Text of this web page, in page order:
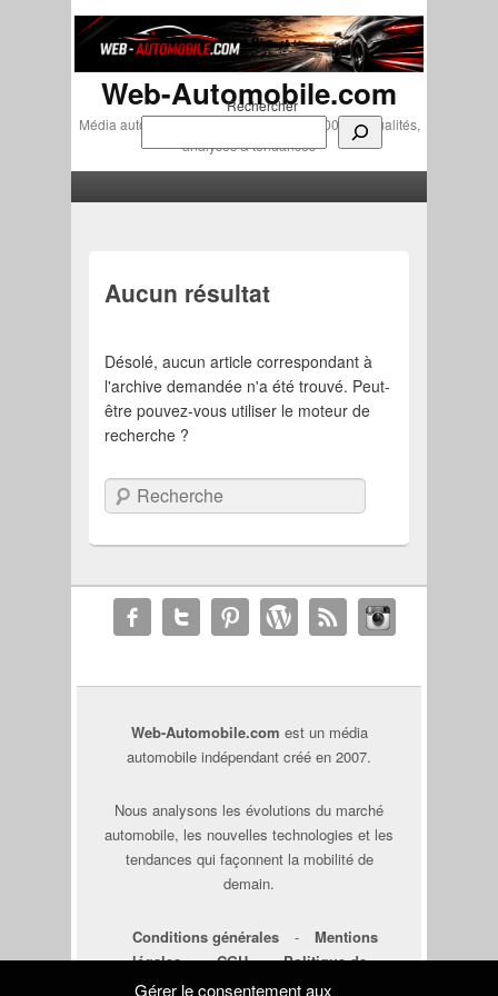
Gérer le consentement aux
Rechercher
Web-Automobile.com
Média automobile indépendant depuis 2007 • Actualités,
analyses & tendances
Aucun résultat
Désolé, aucun article correspondant à
l'archive demandée n'a été trouvé. Peut-
être pouvez-vous utiliser le moteur de
recherche ?
Recherche
Web-Automobile.com est un média
automobile indépendant créé en 2007.
Nous analysons les évolutions du marché
automobile, les nouvelles technologies et les
tendances qui façonnent la mobilité de
demain.
Conditions générales -
Mentions
légales - CGU - Politique de
cookies - Déclaration de